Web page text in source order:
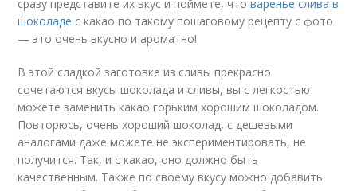
сразу представите их вкус и поймете, чтоваренье слива в
шоколаде с какао по такому пошаговому рецепту с фото
— это очень вкусно и ароматно!
В этой сладкой заготовке из сливы прекрасно
сочетаются вкусы шоколада и сливы, вы с легкостью
можете заменить какао горьким хорошим шоколадом.
Повторюсь, очень хороший шоколад, с дешевыми
аналогами даже можете не экспериментировать, не
получится. Так, и с какао, оно должно быть
качественным. Также по своему вкусу можно добавить